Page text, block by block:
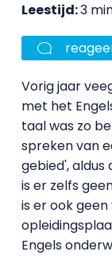
Leestijd:3
Vorig jaar
met het
taal was zo
spreken van
gebied', aldus
is er zelfs
is er ook
Engels